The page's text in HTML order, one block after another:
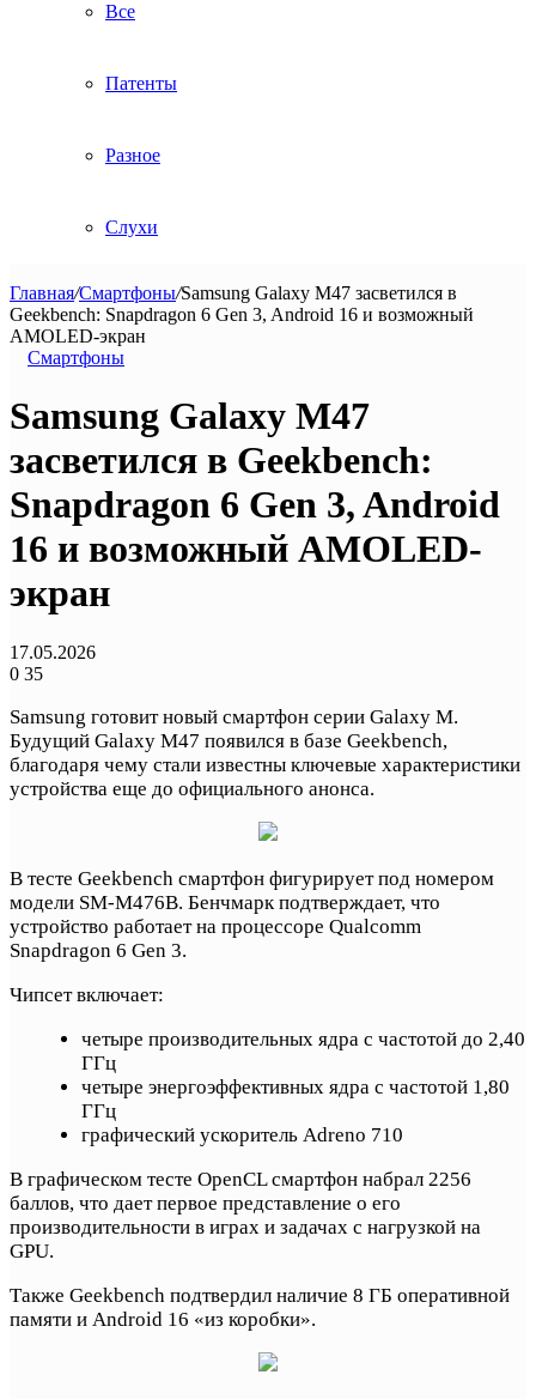
Все
Патенты
Разное
Слухи
Главная/Смартфоны/Samsung Galaxy M47 засветился в
Geekbench: Snapdragon 6 Gen 3, Android 16 и возможный
AMOLED-экран
Смартфоны
Samsung Galaxy M47
засветился в Geekbench:
Snapdragon 6 Gen 3, Android
16 и возможный AMOLED-
экран
17.05.2026
0 35
Samsung готовит новый смартфон серии Galaxy M.
Будущий Galaxy M47 появился в базе Geekbench,
благодаря чему стали известны ключевые характеристики
устройства еще до официального анонса.
В тесте Geekbench смартфон фигурирует под номером
модели SM-M476B. Бенчмарк подтверждает, что
устройство работает на процессоре Qualcomm
Snapdragon 6 Gen 3.
Чипсет включает:
четыре производительных ядра с частотой до 2,40
ГГц
четыре энергоэффективных ядра с частотой 1,80
ГГц
графический ускоритель Adreno 710
В графическом тесте OpenCL смартфон набрал 2256
баллов, что дает первое представление о его
производительности в играх и задачах с нагрузкой на
GPU.
Также Geekbench подтвердил наличие 8 ГБ оперативной
памяти и Android 16 «из коробки».